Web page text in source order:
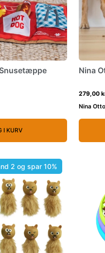
I KURV
Nina
279,00
Nina
2 og spar 10%